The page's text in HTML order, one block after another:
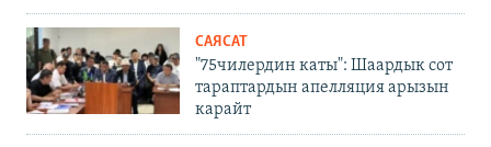
САЯСАТ
"75чилердин каты": Шаардык сот
тараптардын апелляция арызын
карайт